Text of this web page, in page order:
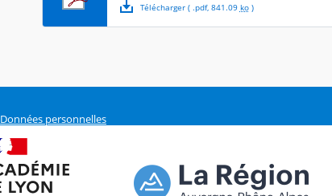
Télécharger( .pdf, 841.09 ko)
Données personnelles